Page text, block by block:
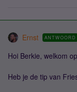
Ernst ANTWOORD
Hoi Berkie, welkom
Heb je de tip van